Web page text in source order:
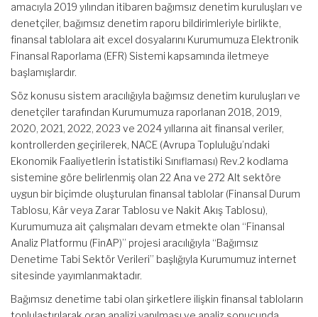
amacıyla 2019 yılından itibaren bağımsız denetim kuruluşları ve
denetçiler, bağımsız denetim raporu bildirimleriyle birlikte,
finansal tablolara ait excel dosyalarını Kurumumuza Elektronik
Finansal Raporlama (EFR) Sistemi kapsamında iletmeye
başlamışlardır.
Söz konusu sistem aracılığıyla bağımsız denetim kuruluşları ve
denetçiler tarafından Kurumumuza raporlanan 2018, 2019,
2020, 2021, 2022, 2023 ve 2024 yıllarına ait finansal veriler,
kontrollerden geçirilerek, NACE (Avrupa Topluluğu’ndaki
Ekonomik Faaliyetlerin İstatistiki Sınıflaması) Rev.2 kodlama
sistemine göre belirlenmiş olan 22 Ana ve 272 Alt sektöre
uygun bir biçimde oluşturulan finansal tablolar (Finansal Durum
Tablosu, Kâr veya Zarar Tablosu ve Nakit Akış Tablosu),
Kurumumuza ait çalışmaları devam etmekte olan “Finansal
Analiz Platformu (FinAP)” projesi aracılığıyla “Bağımsız
Denetime Tabi Sektör Verileri” başlığıyla Kurumumuz internet
sitesinde yayımlanmaktadır.
Bağımsız denetime tabi olan şirketlere ilişkin finansal tabloların